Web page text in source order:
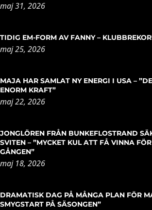
maj 31, 2026
TIDIG EM-FORM AV FANNY –
maj 25, 2026
MAJA HAR SAMLAT NY ENERGI I USA –
ENORM KRAFT”
maj 22, 2026
JONGLÖREN FRÅN BUNKEFLOSTRAND
SVITEN – ”MYCKET KUL ATT FÅ VINNA
GÅNGEN”
maj 18, 2026
DRAMATISK DAG PÅ MÅNGA PLAN FÖR
SMYGSTART PÅ SÄSONGEN”